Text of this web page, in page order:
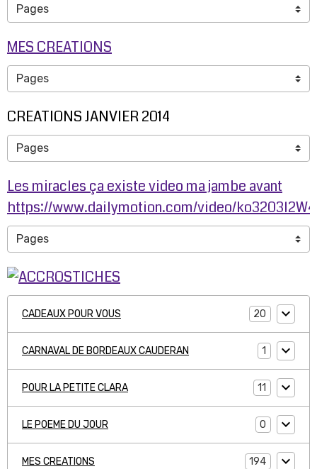
MES CREATIONS
CREATIONS JANVIER 2014
Les miracles ça existe video ma jambe avant
https://www.dailymotion.com/video/
CADEAUX POUR VOUS 20
CARNAVAL DE BORDEAUX CAUDERAN 1
POUR LA PETITE CLARA 11
LE POEME DU JOUR 0
MES CREATIONS 194